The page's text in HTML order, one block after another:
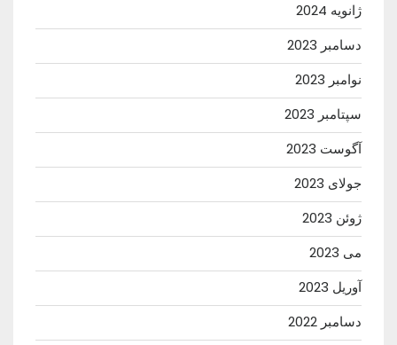
ژانویه 2024
دسامبر 2023
نوامبر 2023
سپتامبر 2023
آگوست 2023
جولای 2023
ژوئن 2023
می 2023
آوریل 2023
دسامبر 2022